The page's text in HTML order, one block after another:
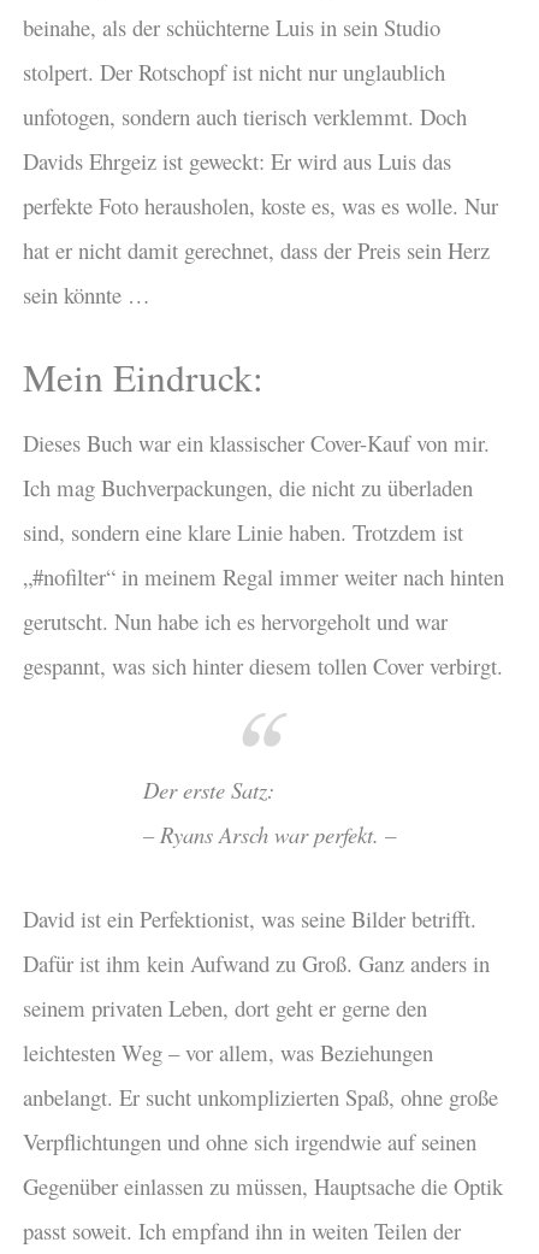
beinahe, als der schüchterne Luis in sein Studio
stolpert. Der Rotschopf ist nicht nur unglaublich
unfotogen, sondern auch tierisch verklemmt. Doch
Davids Ehrgeiz ist geweckt: Er wird aus Luis das
perfekte Foto herausholen, koste es, was es wolle. Nur
hat er nicht damit gerechnet, dass der Preis sein Herz
sein könnte …
Mein Eindruck:
Dieses Buch war ein klassischer Cover-Kauf von mir.
Ich mag Buchverpackungen, die nicht zu überladen
sind, sondern eine klare Linie haben. Trotzdem ist
„#nofilter“ in meinem Regal immer weiter nach hinten
gerutscht. Nun habe ich es hervorgeholt und war
gespannt, was sich hinter diesem tollen Cover verbirgt.
Der erste Satz:
– Ryans Arsch war perfekt. –
David ist ein Perfektionist, was seine Bilder betrifft.
Dafür ist ihm kein Aufwand zu Groß. Ganz anders in
seinem privaten Leben, dort geht er gerne den
leichtesten Weg – vor allem, was Beziehungen
anbelangt. Er sucht unkomplizierten Spaß, ohne große
Verpflichtungen und ohne sich irgendwie auf seinen
Gegenüber einlassen zu müssen, Hauptsache die Optik
passt soweit. Ich empfand ihn in weiten Teilen der